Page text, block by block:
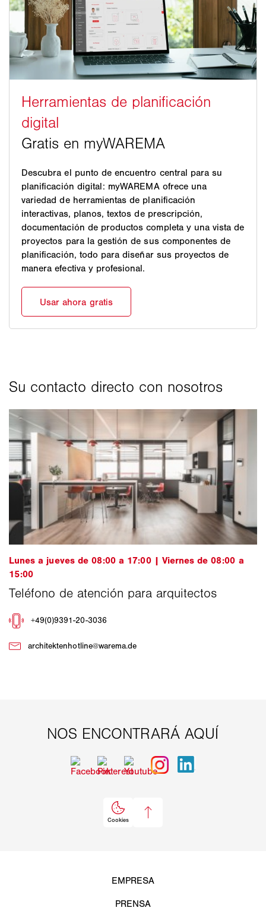
Descubra el punto de encuentro central para su
planificación digital: myWAREMA ofrece una
variedad de herramientas de planificación
interactivas, planos, textos de prescripción,
documentación de productos completa y una vista de
proyectos para la gestión de sus componentes de
planificación, todo para diseñar sus proyectos de
manera efectiva y profesional.